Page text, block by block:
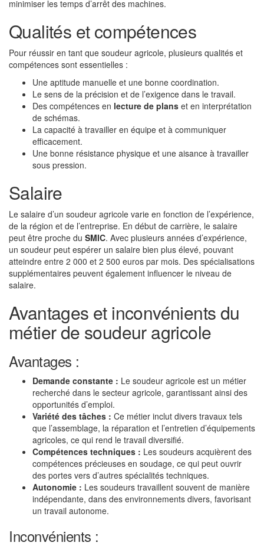
minimiser les temps d’arrêt des machines.
Qualités et compétences
Pour réussir en tant que soudeur agricole, plusieurs qualités et
compétences sont essentielles :
Une aptitude manuelle et une bonne coordination.
Le sens de la précision et de l’exigence dans le travail.
Des compétences en lecture de plans et en interprétation
de schémas.
La capacité à travailler en équipe et à communiquer
efficacement.
Une bonne résistance physique et une aisance à travailler
sous pression.
Salaire
Le salaire d’un soudeur agricole varie en fonction de l’expérience,
de la région et de l’entreprise. En début de carrière, le salaire
peut être proche du SMIC. Avec plusieurs années d’expérience,
un soudeur peut espérer un salaire bien plus élevé, pouvant
atteindre entre 2 000 et 2 500 euros par mois. Des spécialisations
supplémentaires peuvent également influencer le niveau de
salaire.
Avantages et inconvénients du
métier de soudeur agricole
Avantages :
Demande constante : Le soudeur agricole est un métier
recherché dans le secteur agricole, garantissant ainsi des
opportunités d’emploi.
Variété des tâches : Ce métier inclut divers travaux tels
que l’assemblage, la réparation et l’entretien d’équipements
agricoles, ce qui rend le travail diversifié.
Compétences techniques : Les soudeurs acquièrent des
compétences précieuses en soudage, ce qui peut ouvrir
des portes vers d’autres spécialités techniques.
Autonomie : Les soudeurs travaillent souvent de manière
indépendante, dans des environnements divers, favorisant
un travail autonome.
Inconvénients :